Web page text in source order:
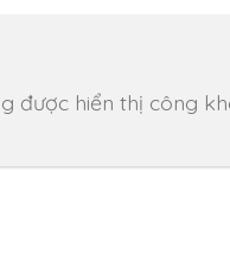
được hiển thị công